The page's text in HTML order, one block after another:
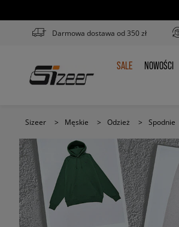
Darmowa dostawa od 350 zł
SALE
SALE NOWOŚCI
NOWOŚCI
Sizeer > Męskie > Odzież > Spodnie